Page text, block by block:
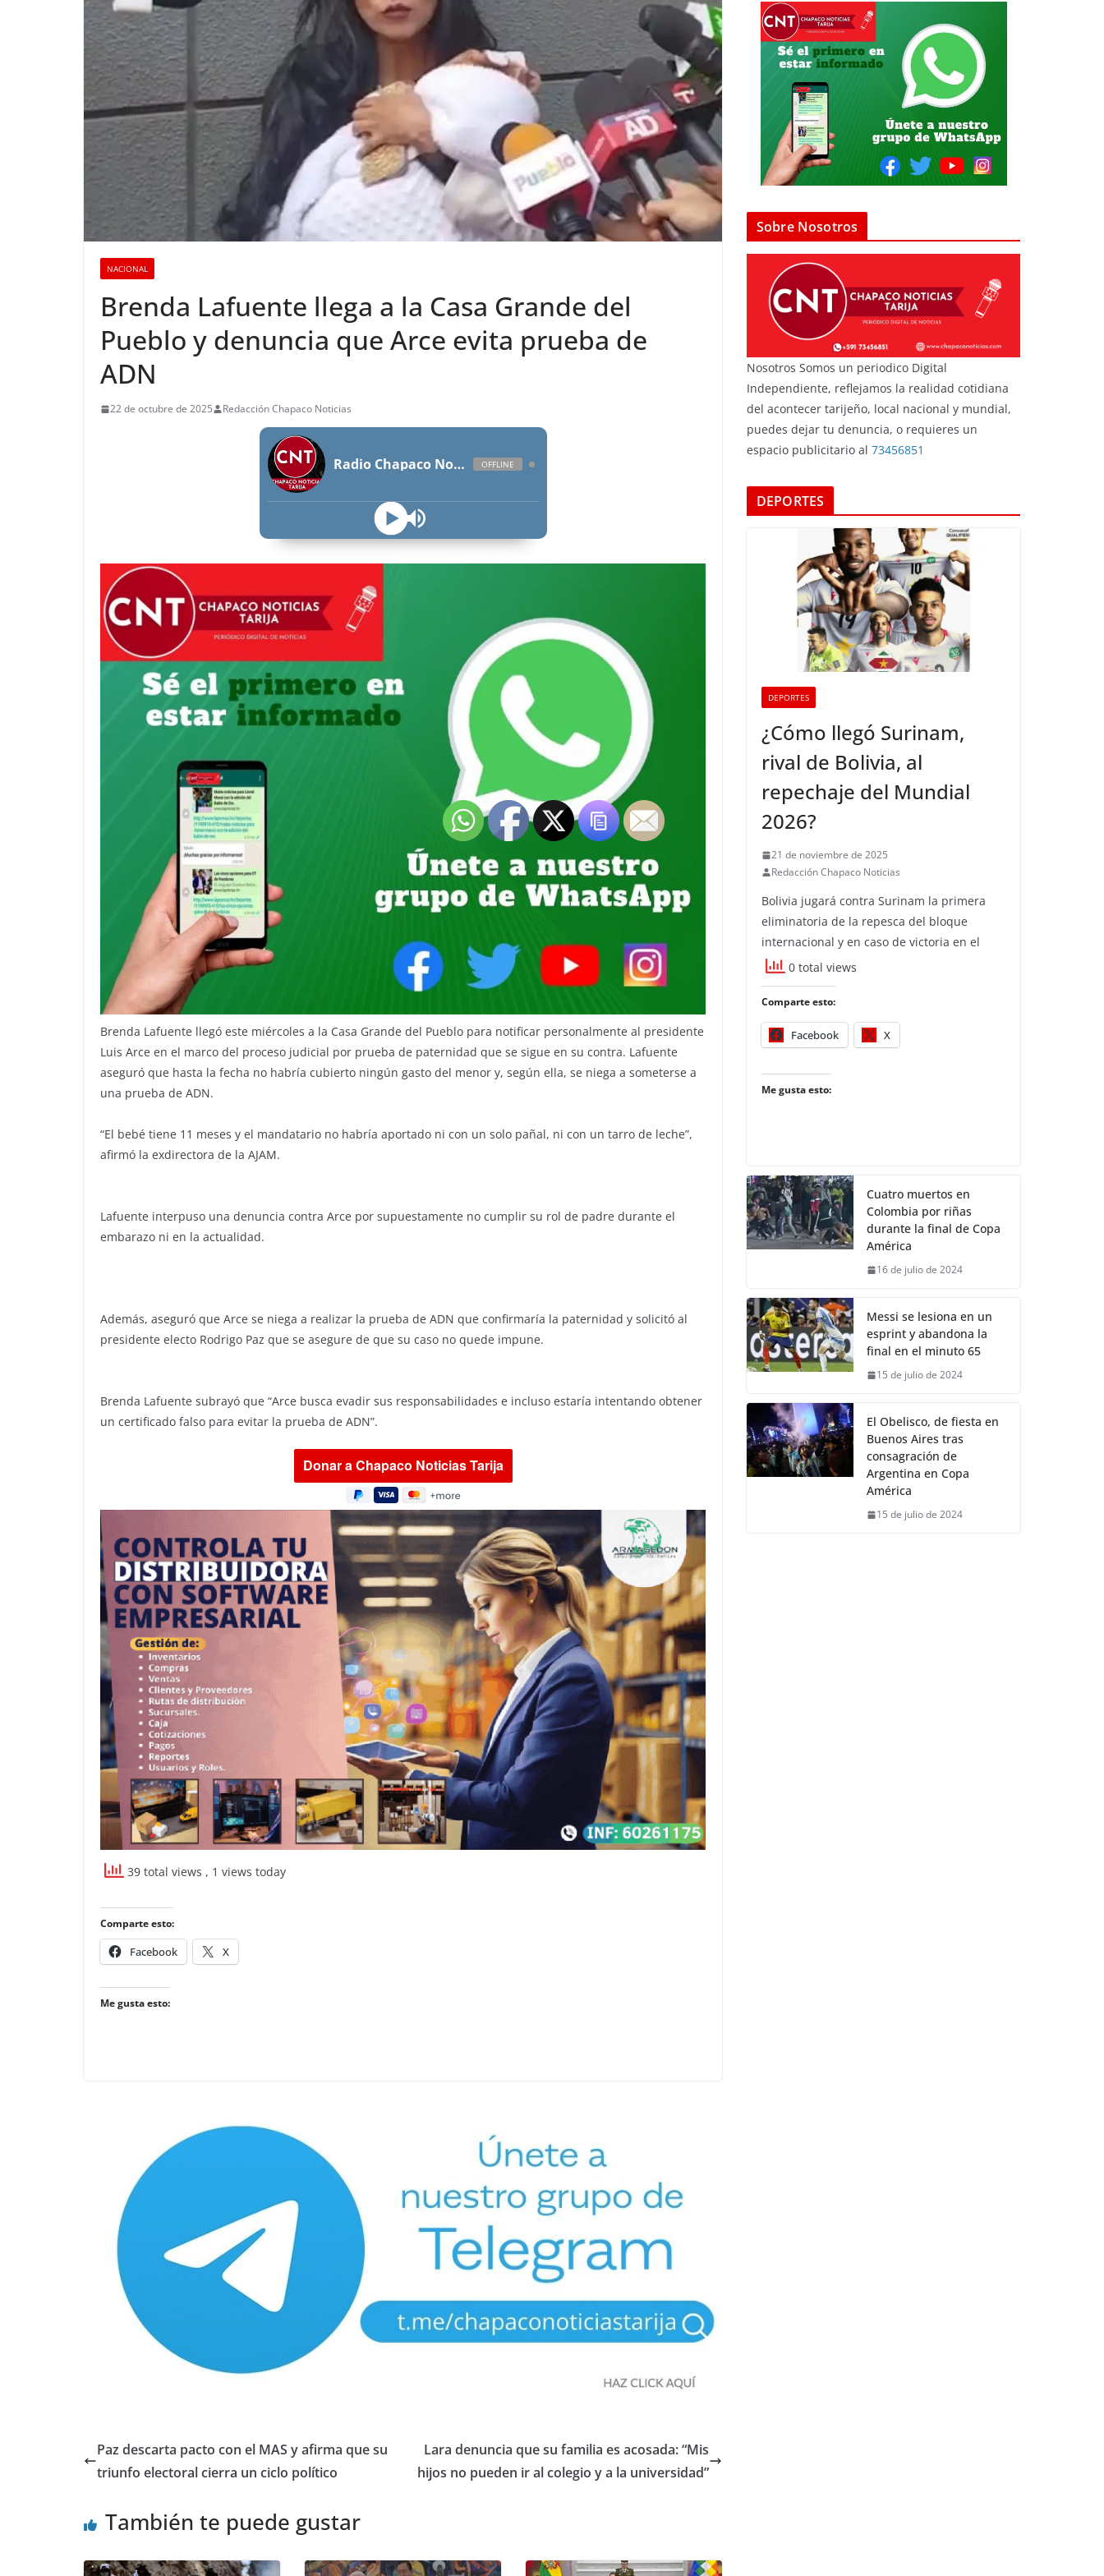
NACIONAL
Brenda Lafuente llega a la Casa Grande del
Pueblo y denuncia que Arce evita prueba de
ADN
22 de octubre de 2025 Redacción Chapaco Noticias
Radio Chapaco Noticias Las 24 horas en vivo OFFLINE
Brenda Lafuente llegó este miércoles a la Casa Grande del Pueblo para notificar personalmente al presidente
Luis Arce en el marco del proceso judicial por prueba de paternidad que se sigue en su contra. Lafuente
aseguró que hasta la fecha no habría cubierto ningún gasto del menor y, según ella, se niega a someterse a
una prueba de ADN.
“El bebé tiene 11 meses y el mandatario no habría aportado ni con un solo pañal, ni con un tarro de leche”,
afirmó la exdirectora de la AJAM.
Lafuente interpuso una denuncia contra Arce por supuestamente no cumplir su rol de padre durante el
embarazo ni en la actualidad.
Además, aseguró que Arce se niega a realizar la prueba de ADN que confirmaría la paternidad y solicitó al
presidente electo Rodrigo Paz que se asegure de que su caso no quede impune.
Brenda Lafuente subrayó que “Arce busca evadir sus responsabilidades e incluso estaría intentando obtener
un certificado falso para evitar la prueba de ADN”.
39 total views , 1 views today
Comparte esto:
Facebook X
Me gusta esto:
Paz descarta pacto con el MAS y afirma que su
triunfo electoral cierra un ciclo político
Lara denuncia que su familia es acosada: “Mis
hijos no pueden ir al colegio y a la universidad”
También te puede gustar
Sobre Nosotros
Nosotros Somos un periodico Digital
Independiente, reflejamos la realidad cotidiana
del acontecer tarijeño, local nacional y mundial,
puedes dejar tu denuncia, o requieres un
espacio publicitario al 73456851
DEPORTES
DEPORTES
¿Cómo llegó Surinam,
rival de Bolivia, al
repechaje del Mundial
2026?
21 de noviembre de 2025
Redacción Chapaco Noticias
Bolivia jugará contra Surinam la primera
eliminatoria de la repesca del bloque
internacional y en caso de victoria en el
0 total views
Comparte esto:
Facebook X
Me gusta esto:
Cuatro muertos en
Colombia por riñas
durante la final de Copa
América
16 de julio de 2024
Messi se lesiona en un
esprint y abandona la
final en el minuto 65
15 de julio de 2024
El Obelisco, de fiesta en
Buenos Aires tras
consagración de
Argentina en Copa
América
15 de julio de 2024